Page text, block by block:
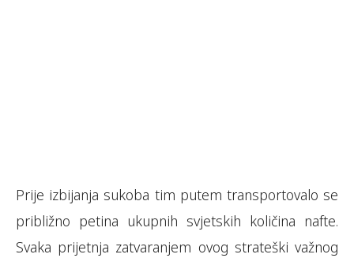
Prije izbijanja sukoba tim putem transportovalo se
približno petina ukupnih svjetskih količina nafte.
Svaka prijetnja zatvaranjem ovog strateški važnog